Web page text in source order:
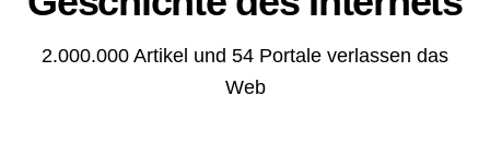
2.000.000 Artikel und 54 Portale verlassen das
Web